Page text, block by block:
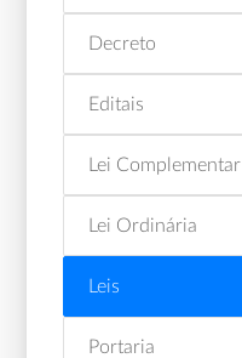
Decreto
Editais
Lei Complementar
Lei Ordinária
Leis
Portaria